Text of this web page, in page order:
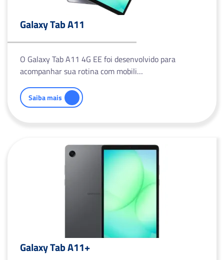
Galaxy Tab A11
O Galaxy Tab A11 4G EE foi desenvolvido para
acompanhar sua rotina com mobili…
Saiba mais
Galaxy Tab A11+